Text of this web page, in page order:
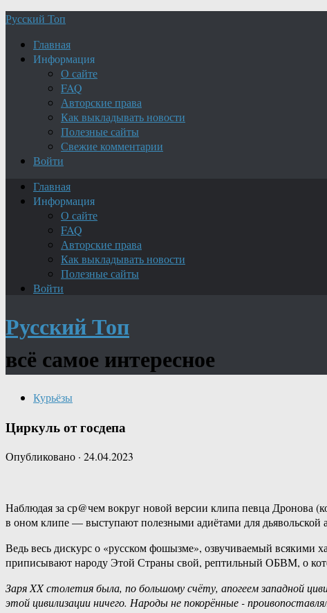
Русский Топ
Главная
Информация
О сайте
FAQ
Авторские права
Как выкладывать новости
Полезные сайты
Свежие комментарии
Войти
Главная
Информация
О сайте
FAQ
Авторские права
Как выкладывать новости
Полезные сайты
Войти
Русский Топ
всё самое интересное
Курьёзы
Циркуль от госдепа
Опубликовано · 24.04.2023
Наблюдая за ср@чем вокруг новой версии клипа певца Дронова
в оном клипе — выступают полезными адиётами для дьявольской
Ведь весь дискурс о «русском фошызме», озвучиваемый
приписывают народу Этой Страны свой, рептильный ОБВМ, о
Заря‏ ‎XX‏ ‎столетия ‎была,‏ ‎по ‎большому ‎счёту, ‎апогеем ‎западной‏ ‎цивилизации ‎в‏ ‎смысле‏ ‎её ‎доминирования ‎над‏ ‎планетой. ‎Покорённые‏ ‎народы ‎(Африки ‎ли, ‎Азии‏ ‎ли,‏ ‎Океании ‎ли)‏ ‎не ‎противопоставляли‏